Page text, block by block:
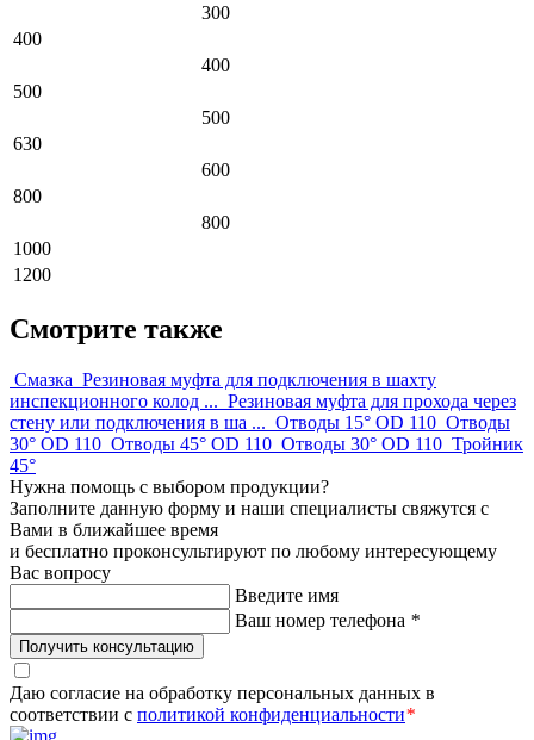
300
400
400
500
500
630
600
800
800
1000
1200
Смотрите также
Смазка Резиновая муфта для подключения в шахту
инспекционного колод ... Резиновая муфта для прохода через
стену или подключения в ша ... Отводы 15° OD 110 Отводы
30° OD 110 Отводы 45° OD 110 Отводы 30° OD 110 Тройник
45°
Нужна помощь с выбором продукции?
Заполните данную форму и наши специалисты свяжутся с
Вами в ближайшее время
и бесплатно проконсультируют по любому интересующему
Вас вопросу
Введите имя
Ваш номер телефона *
Получить консультацию
Даю согласие на обработку персональных данных в
соответствии с политикой конфиденциальности*